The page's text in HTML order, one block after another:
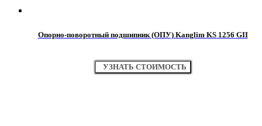
Опорно-поворотный подшипник (ОПУ) Kanglim KS 1256 GII
УЗНАТЬ СТОИМОСТЬ